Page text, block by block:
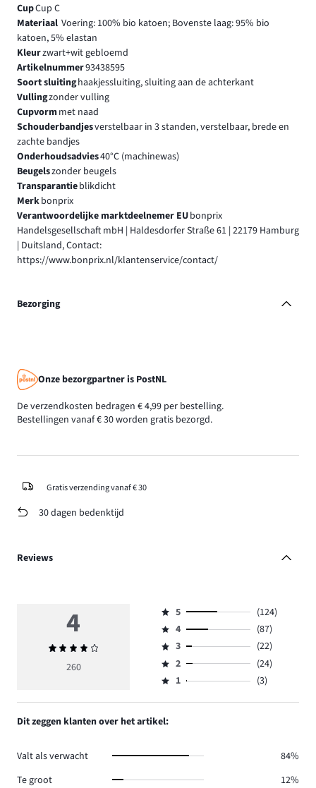
CupCup C
Materiaal Voering: 100% bio katoen; Bovenste laag: 95% bio
katoen, 5% elastan
Kleurzwart+wit gebloemd
Artikelnummer93438595
Soort sluitinghaakjessluiting, sluiting aan de achterkant
Vullingzonder vulling
Cupvormmet naad
Schouderbandjesverstelbaar in 3 standen, verstelbaar, brede en
zachte bandjes
Onderhoudsadvies40°C (machinewas)
Beugelszonder beugels
Transparantieblikdicht
Merkbonprix
Verantwoordelijke marktdeelnemer EUbonprix
Handelsgesellschaft mbH | Haldesdorfer Straße 61 | 22179 Hamburg
| Duitsland, Contact:
https://www.bonprix.nl/klantenservice/contact/
Bezorging
Onze bezorgpartner is PostNL
De verzendkosten bedragen € 4,99 per bestelling.
Bestellingen vanaf € 30 worden gratis bezorgd.
Gratis verzending vanaf € 30
30 dagen bedenktijd
Reviews
4
Gemiddelde
beoordeling
260
Beoordeling
5,
aantal
reviews
124.
5
(124)
Beoordeling
4,
aantal
reviews
4
(87)
Beoordeling
3,
aantal
3
(22)
Beoordeling
2,
24.
2
(24)
Beoordeling
1,
aantal
reviews
1 (3)
Dit zeggen klanten over het artikel:
Valt als verwacht
84%
Te groot
12%